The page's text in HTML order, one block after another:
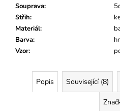
Souprava:
Střih:
Materiál:
Barva:
Vzor:
Popis Související (8)